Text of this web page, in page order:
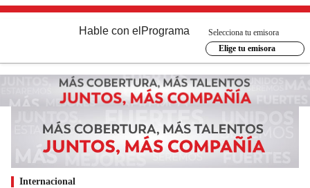
Hable con el Programa
Selecciona tu emisora
Elige tu emisora
Internacional